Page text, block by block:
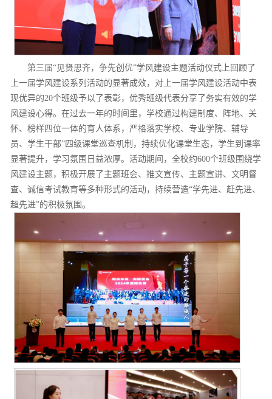
第三届“见贤思齐，争先创优”学风建设主题活动仪式上回顾了
上一届学风建设系列活动的显著成效，对上一届学风建设活动中表
现优异的20个班级予以了表彰，优秀班级代表分享了务实有效的学
风建设心得。在过去一年的时间里，学校通过构建制度、阵地、关
怀、榜样四位一体的育人体系，严格落实学校、专业学院、辅导
员、学生干部”四级课堂巡查机制，持续优化课堂生态，学生到课率
显著提升，学习氛围日益浓厚。活动期间，全校约600个班级围绕学
风建设主题，积极开展了主题班会、推文宣传、主题宣讲、文明督
查、诚信考试教育等多种形式的活动，持续营造“学先进、赶先进、
超先进”的积极氛围。